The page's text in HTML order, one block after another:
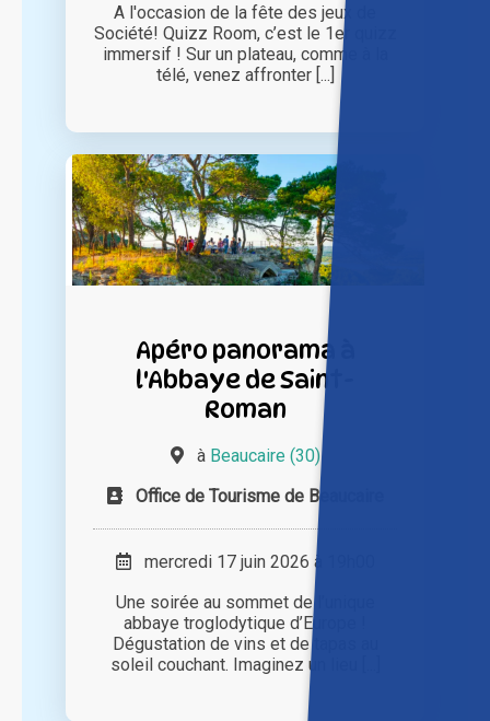
A l'occasion de la fête des jeux de
Société! Quizz Room, c’est le 1er quizz
immersif ! Sur un plateau, comme à la
télé, venez affronter [...]
Apéro panorama à
l'Abbaye de Saint-
Roman
à Beaucaire (30)
Office de Tourisme de Beaucaire
mercredi 17 juin 2026 à 19h00
Une soirée au sommet de l’unique
abbaye troglodytique d’Europe !
Dégustation de vins et de tapas au
soleil couchant. Imaginez un lieu [...]